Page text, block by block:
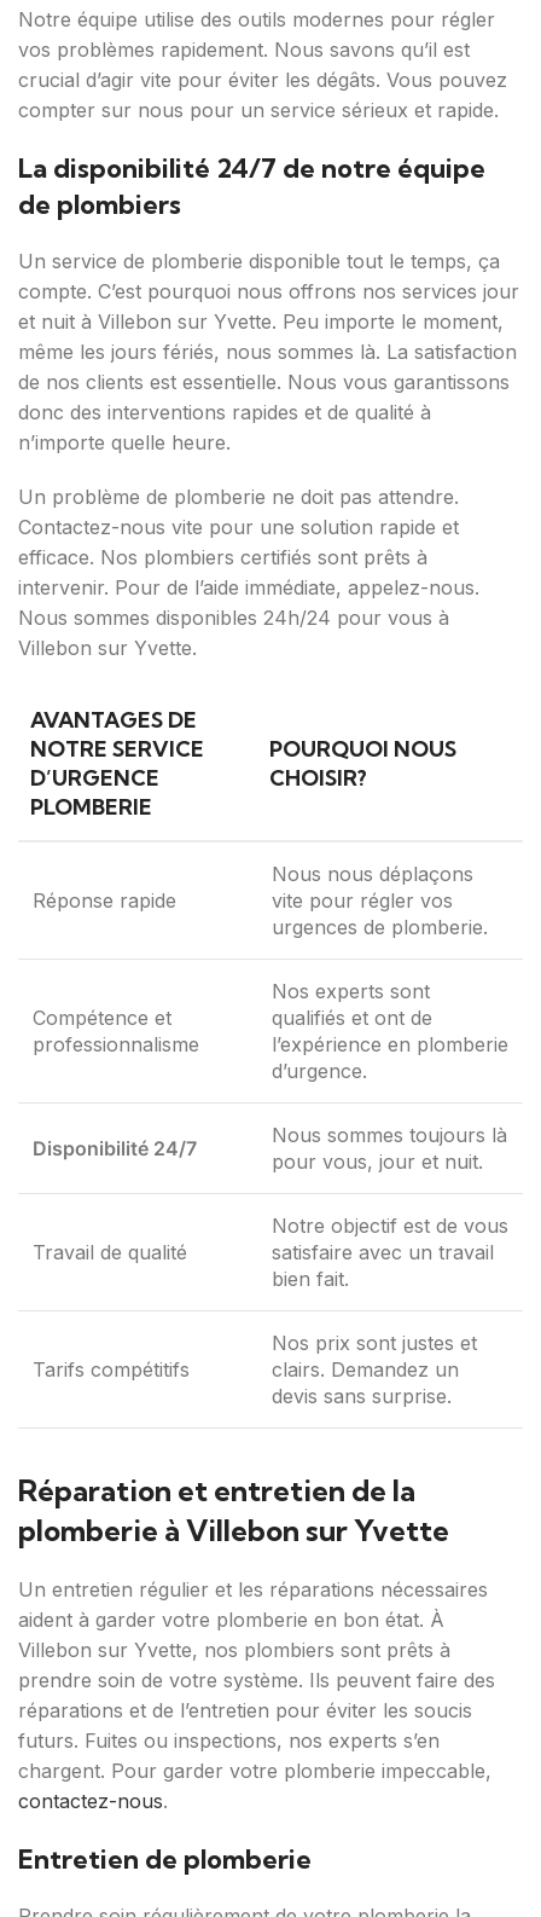
Notre équipe utilise des outils modernes pour régler
vos problèmes rapidement. Nous savons qu’il est
crucial d’agir vite pour éviter les dégâts. Vous pouvez
compter sur nous pour un service sérieux et rapide.
La disponibilité 24/7 de notre équipe
de plombiers
Un service de plomberie disponible tout le temps, ça
compte. C’est pourquoi nous offrons nos services jour
et nuit à Villebon sur Yvette. Peu importe le moment,
même les jours fériés, nous sommes là. La satisfaction
de nos clients est essentielle. Nous vous garantissons
donc des interventions rapides et de qualité à
n’importe quelle heure.
Un problème de plomberie ne doit pas attendre.
Contactez-nous vite pour une solution rapide et
efficace. Nos plombiers certifiés sont prêts à
intervenir. Pour de l’aide immédiate, appelez-nous.
Nous sommes disponibles 24h/24 pour vous à
Villebon sur Yvette.
AVANTAGES DE
NOTRE SERVICE
D’URGENCE
PLOMBERIE
POURQUOI NOUS
CHOISIR?
Réponse rapide
Nous nous déplaçons
vite pour régler vos
urgences de plomberie.
Compétence et
professionnalisme
Nos experts sont
qualifiés et ont de
l’expérience en plomberie
d’urgence.
Disponibilité 24/7
Nous sommes toujours là
pour vous, jour et nuit.
Travail de qualité
Notre objectif est de vous
satisfaire avec un travail
bien fait.
Tarifs compétitifs
Nos prix sont justes et
clairs. Demandez un
devis sans surprise.
Réparation et entretien de la
plomberie à Villebon sur Yvette
Un entretien régulier et les réparations nécessaires
aident à garder votre plomberie en bon état. À
Villebon sur Yvette, nos plombiers sont prêts à
prendre soin de votre système. Ils peuvent faire des
réparations et de l’entretien pour éviter les soucis
futurs. Fuites ou inspections, nos experts s’en
chargent. Pour garder votre plomberie impeccable,
contactez-nous.
Entretien de plomberie